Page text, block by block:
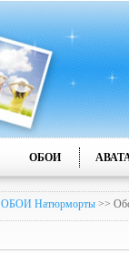
ОБОИ
ОБОИ Натюрморты >>